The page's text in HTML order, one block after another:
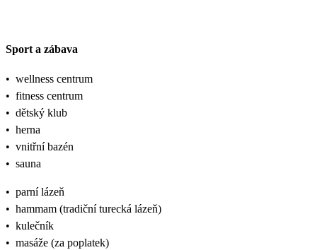
Sport a zábava
• wellness centrum
• fitness centrum
• dětský klub
• herna
• vnitřní bazén
• sauna
• parní lázeň
• hammam (tradiční turecká lázeň)
• kulečník
• masáže (za poplatek)